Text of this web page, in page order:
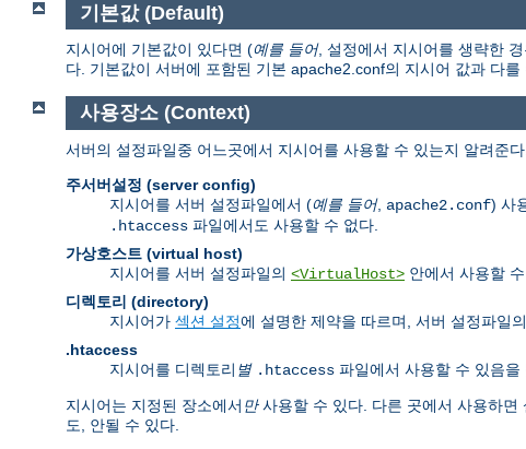
기본값 (Default)
지시어에 기본값이 있다면 (예를 들어, 설정에서 지시어를 생략한
다. 기본값이 서버에 포함된 기본 apache2.conf의 지시어 값과 다를
사용장소 (Context)
서버의 설정파일중 어느곳에서 지시어를 사용할 수 있는지 알려준
주서버설정 (server config)
지시어를 서버 설정파일에서 (예를 들어, apache2.conf) 사
.htaccess 파일에서도 사용할 수 없다.
가상호스트 (virtual host)
지시어를 서버 설정파일의 <VirtualHost> 안에서 사용할
디렉토리 (directory)
지시어가 섹션 설정에 설명한 제약을 따르며, 서버 설정파일의
.htaccess
지시어를 디렉토리 별 .htaccess 파일에서 사용할 수 있음
지시어는 지정된 장소에서 만사용할 수 있다. 다른 곳에서 사용하면
도, 안될 수 있다.